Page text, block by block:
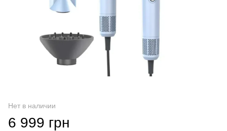
Нет в наличии
6 999 грн